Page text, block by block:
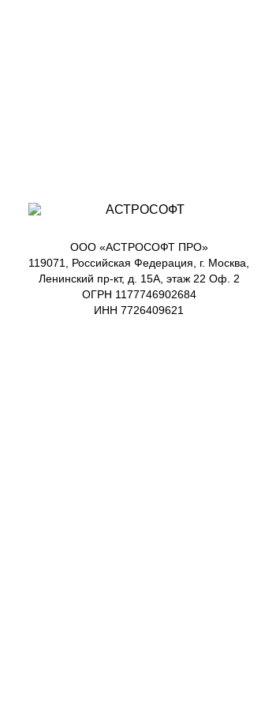
ООО «АСТРОСОФТ ПРО»
119071, Российская Федерация, г. Москва,
Ленинский пр-кт, д. 15А, этаж 22 Оф. 2
ОГРН 1177746902684
ИНН 7726409621